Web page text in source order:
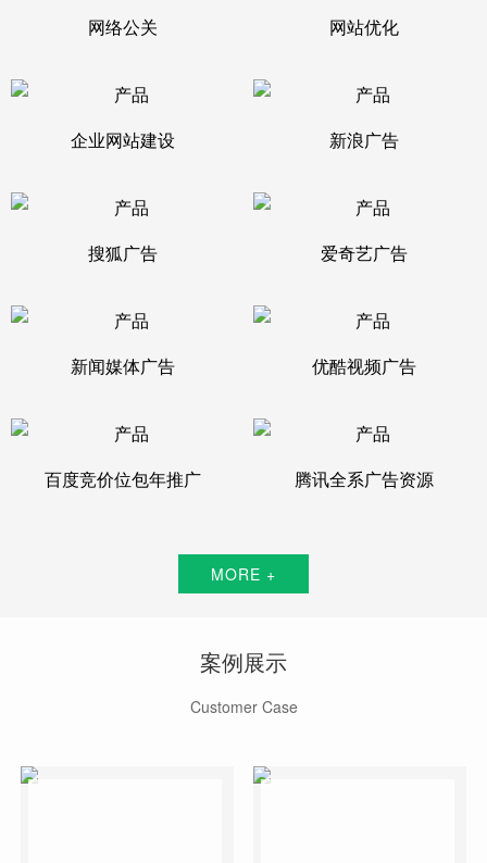
网络公关 网站优化
企业网站建设 新浪广告
搜狐广告 爱奇艺广告
新闻媒体广告 优酷视频广告
百度竞价位包年推广 腾讯全系广告资源
MORE +
案例展示
Customer Case